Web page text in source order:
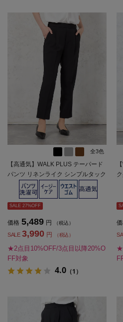
全3色
【高通気】WALK PLUS テーパード
パンツ リネンライク シンプルタック
無地 春夏【レディース】
SALE 27%OFF
価格 5,489 円 （税込）
SALE 3,990 円 （税込）
★2点目10%OFF/3点目以降20%O
FF対象
4.0 （1）